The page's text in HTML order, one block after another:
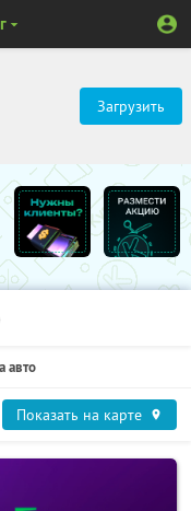
Загрузить
авто
Показать на карте